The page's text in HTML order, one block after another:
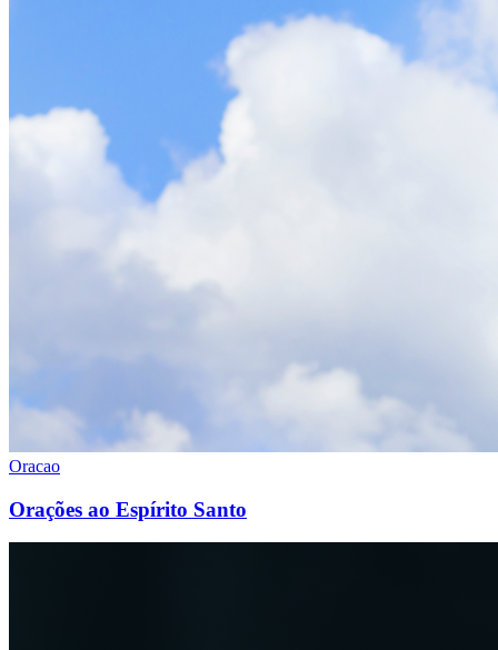
Oracao
Orações ao Espírito Santo